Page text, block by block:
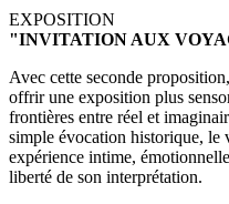
EXPOSITION
"INVITATION AUX
Avec cette seconde
offrir une exposition plus
frontières entre réel et
simple évocation historique, le
expérience intime,
liberté de son interprétation.